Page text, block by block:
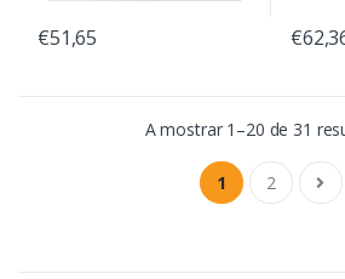
€51,65
A mostrar 1–20 de 31
1 2